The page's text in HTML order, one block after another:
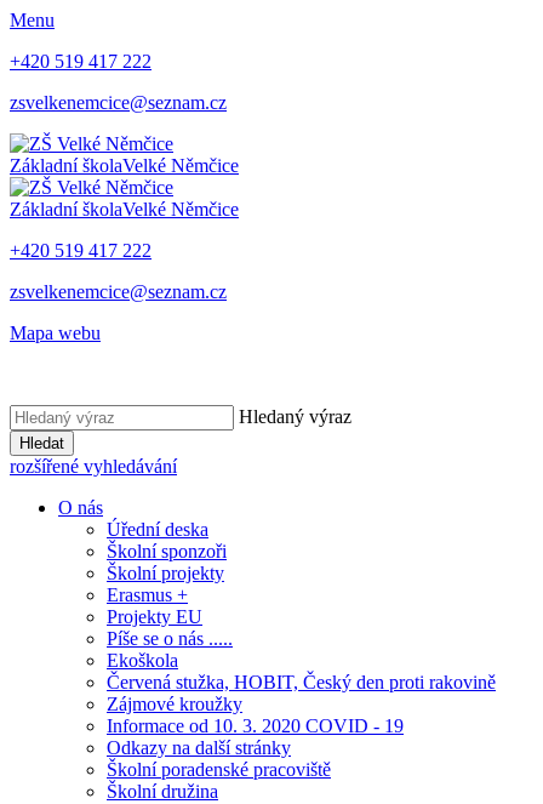
Menu
+420 519 417 222
zsvelkenemcice@seznam.cz
Základní školaVelké Němčice
Základní školaVelké Němčice
+420 519 417 222
zsvelkenemcice@seznam.cz
Mapa webu
Hledaný výraz
Hledat
rozšířené vyhledávání
O nás
Úřední deska
Školní sponzoři
Školní projekty
Erasmus +
Projekty EU
Píše se o nás .....
Ekoškola
Červená stužka, HOBIT, Český den proti rakovině
Zájmové kroužky
Informace od 10. 3. 2020 COVID - 19
Odkazy na další stránky
Školní poradenské pracoviště
Školní družina